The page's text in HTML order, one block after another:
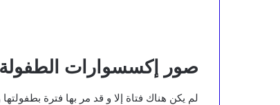
صور إكسسوارات الطفولة
لم يكن هناك فتاة إلا و قد مر بها فترة